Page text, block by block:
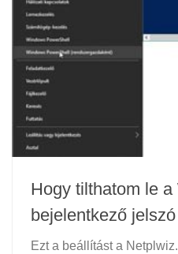
Hogy tilthatom le
bejelentkező
Ezt a beállítást a